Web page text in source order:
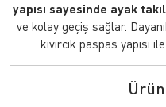
yapısı sayesinde ayak
ve kolay geçiş sağlar.
kıvırcık paspas yapısı